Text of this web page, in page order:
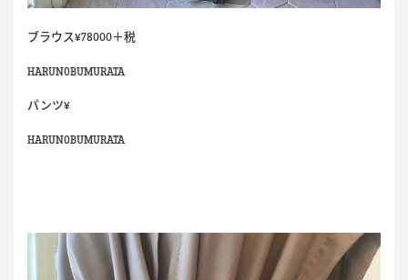
ブラウス¥78000＋税
HARUNOBUMURATA
パンツ¥
HARUNOBUMURATA